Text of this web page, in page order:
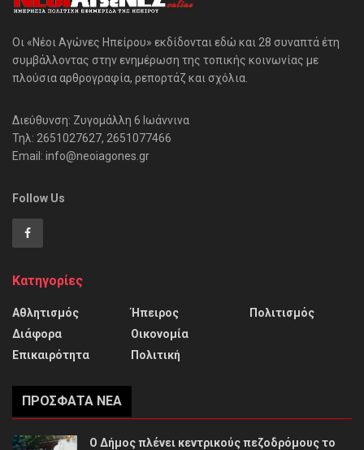
Οι «Νέοι Αγώνες Ηπείρου» εκδίδονται εδώ και 28 συναπτά έτη
συμβάλλοντας στην ενημέρωση της τοπικής κοινωνίας με
πλούσια αρθρογραφία, ρεπορτάζ και σχόλια.
Διεύθυνση: Ζυγομάλλη 6 Ιωάννινα
Τηλ: 2651027627, 2651077466
Email: info@neoiagones.gr
Follow Us
Κατηγορίες
Αθλητισμός
Διάφορα
Επικαιρότητα
Ήπειρος
Οικονομία
Πολιτική
Πολιτισμός
ΠΡΌΣΦΑΤΑ ΝΈΑ
Ο Δήμος πλένει κεντρικούς πεζοδρόμους το